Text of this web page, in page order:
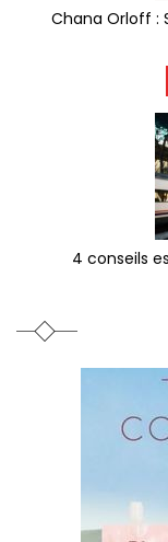
Chana Orloff :
4 conseils